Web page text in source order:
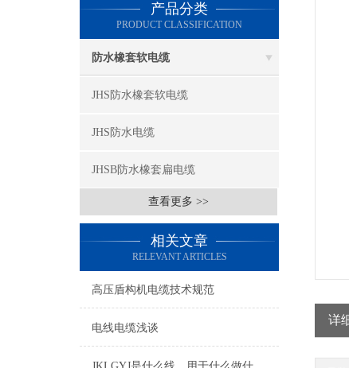
产品分类
PRODUCT CLASSIFICATION
防水橡套软电缆
JHS防水橡套软电缆
JHS防水电缆
JHSB防水橡套扁电缆
查看更多 >>
相关文章
RELEVANT ARTICLES
高压盾构机电缆技术规范
电线电缆浅谈
详